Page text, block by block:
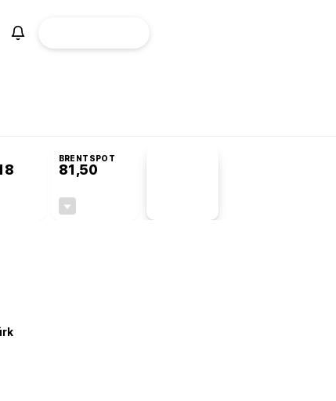
BRENTSPOT
81,50